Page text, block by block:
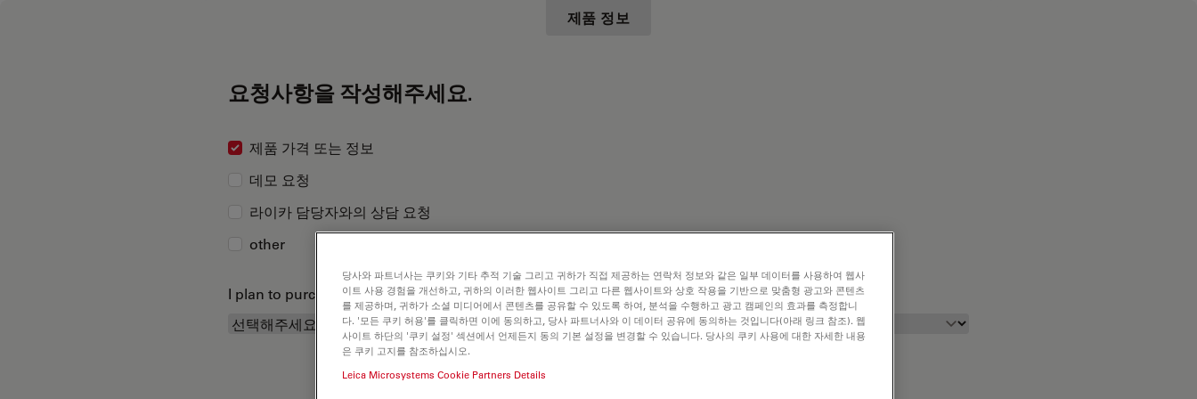
제품 정보
요청사항을 작성해주세요.
제품 가격 또는 정보
데모 요청
라이카 담당자와의 상담 요청
other
I plan to purchase...
당사와 파트너사는 쿠키와 기타 추적 기술 그리고 귀하가 직접 제공하는 연락처 정보와 같은 일부 데이터를 사용하여 웹사
이트 사용 경험을 개선하고, 귀하의 이러한 웹사이트 그리고 다른 웹사이트와 상호 작용을 기반으로 맞춤형 광고와 콘텐츠
를 제공하며, 귀하가 소셜 미디어에서 콘텐츠를 공유할 수 있도록 하여, 분석을 수행하고 광고 캠페인의 효과를 측정합니
다. '모든 쿠키 허용'를 클릭하면 이에 동의하고, 당사 파트너사와 이 데이터 공유에 동의하는 것입니다(아래 링크 참조). 웹
사이트 하단의 '쿠키 설정' 섹션에서 언제든지 동의 기본 설정을 변경할 수 있습니다. 당사의 쿠키 사용에 대한 자세한 내용
은 쿠키 고지를 참조하십시오.
Leica Microsystems Cookie Partners Details